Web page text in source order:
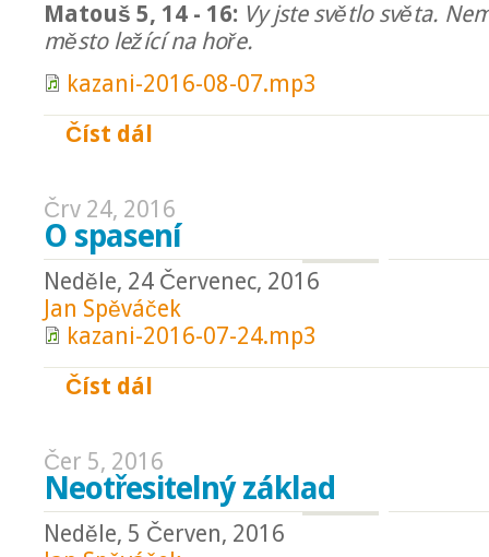
Matouš 5, 14 - 16: Vy jste světlo světa.
město ležící na hoře.
kazani-2016-08-07.mp3
Číst dál
Črv 24, 2016
O spasení
Neděle, 24 Červenec, 2016
Jan Spěváček
kazani-2016-07-24.mp3
Číst dál
Čer 5, 2016
Neotřesitelný základ
Neděle, 5 Červen, 2016